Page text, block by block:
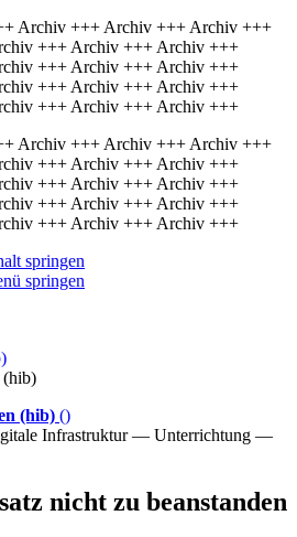
Archiv +++ Archiv +++ Archiv +++
+++ Archiv +++ Archiv +++
+++ Archiv +++ Archiv +++
+++ Archiv +++ Archiv +++
+++ Archiv +++ Archiv +++
Archiv +++ Archiv +++ Archiv +++
+++ Archiv +++ Archiv +++
+++ Archiv +++ Archiv +++
+++ Archiv +++ Archiv +++
+++ Archiv +++ Archiv +++
springen
springen
(hib)
(hib) ()
Infrastruktur — Unterrichtung —
nicht zu beanstanden